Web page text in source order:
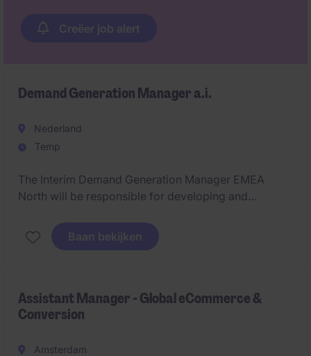
Creëer job alert
Demand Generation Manager a.i.
Nederland
Temp
The Interim Demand Generation Manager EMEA
North will be responsible for developing and
across the UK&I, Benelux, and Nordic markets. The
role focuses on pipeline creation, campaign
programs and events.
Baan bekijken
Assistant Manager - Global eCommerce &
Conversion
Amsterdam